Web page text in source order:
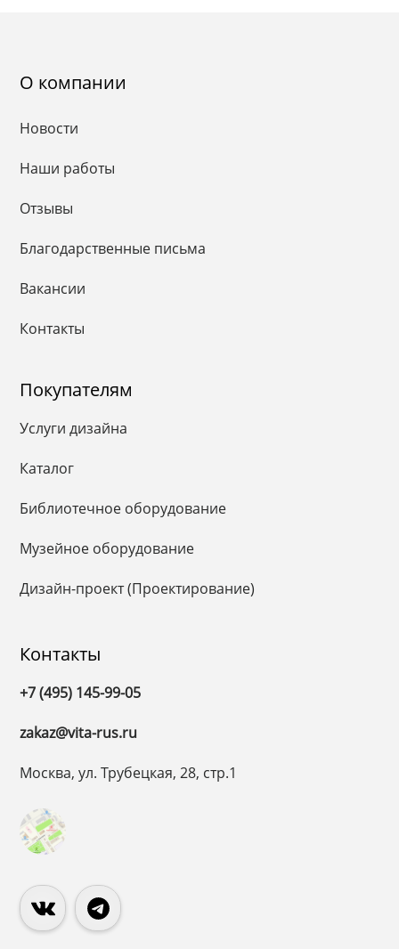
О компании
Новости
Наши работы
Отзывы
Благодарственные письма
Вакансии
Контакты
Покупателям
Услуги дизайна
Каталог
Библиотечное оборудование
Музейное оборудование
Дизайн-проект (Проектирование)
Контакты
+7 (495) 145-99-05
zakaz@vita-rus.ru
Москва, ул. Трубецкая, 28, стр.1